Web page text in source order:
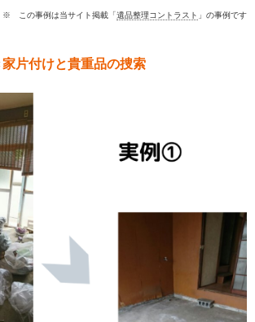
※ この事例は当サイト掲載「遺品整理コントラスト 」の事例です
家片付けと貴重品の捜索